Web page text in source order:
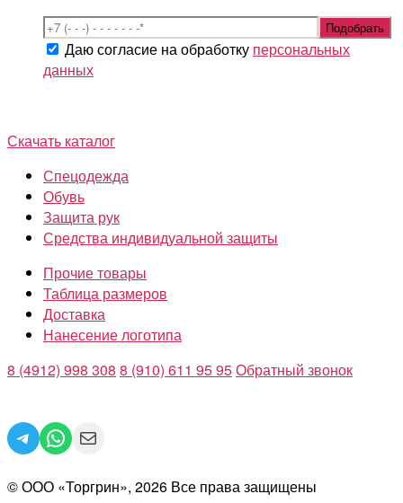
Даю согласие на обработку персональных
данных
Скачать каталог
Спецодежда
Обувь
Защита рук
Средства индивидуальной защиты
Прочие товары
Таблица размеров
Доставка
Нанесение логотипа
8 (4912) 998 308 8 (910) 611 95 95Обратный звонок
Telegram
WhatsApp
Mail
© ООО «Торгрин», 2026 Все права защищены